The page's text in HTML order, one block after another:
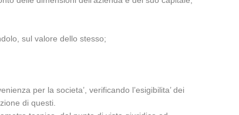
sul valore dello stesso;
per la societa’, verificando l’esigibilita’ dei
di questi.